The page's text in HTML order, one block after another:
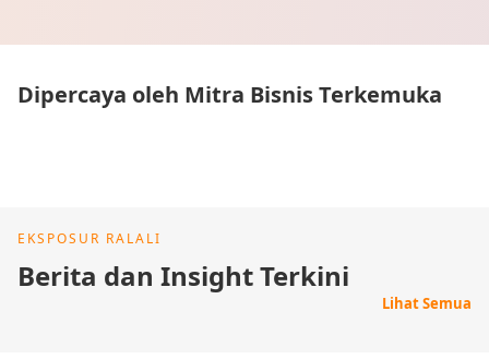
Dipercaya oleh Mitra Bisnis Terkemuka
EKSPOSUR RALALI
Berita dan Insight Terkini
Lihat Semua